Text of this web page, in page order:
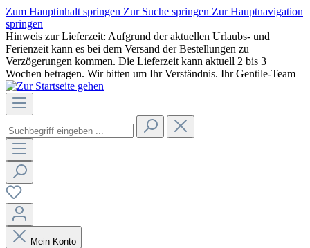
Zum Hauptinhalt springen Zur Suche springen Zur Hauptnavigation
springen
Hinweis zur Lieferzeit: Aufgrund der aktuellen Urlaubs- und
Ferienzeit kann es bei dem Versand der Bestellungen zu
Verzögerungen kommen. Die Lieferzeit kann aktuell 2 bis 3
Wochen betragen. Wir bitten um Ihr Verständnis. Ihr Gentile-Team
Mein Konto